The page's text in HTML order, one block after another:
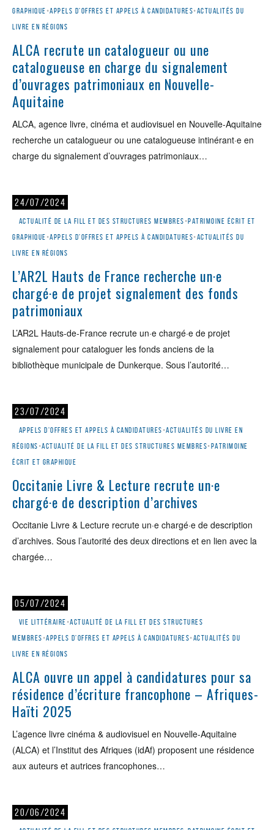
graphique •Appels d'offres et appels à candidatures•Actualités du
livre en régions
ALCA recrute un catalogueur ou une
catalogueuse en charge du signalement
d’ouvrages patrimoniaux en Nouvelle-
Aquitaine
ALCA, agence livre, cinéma et audiovisuel en Nouvelle-Aquitaine
recherche un catalogueur ou une catalogueuse intinérant·e en
charge du signalement d’ouvrages patrimoniaux…
24/07/2024
Actualité de la Fill et des structures membres •Patrimoine écrit et
graphique •Appels d'offres et appels à candidatures•Actualités du
livre en régions
L’AR2L Hauts de France recherche un·e
chargé·e de projet signalement des fonds
patrimoniaux
L’AR2L Hauts-de-France recrute un·e chargé·e de projet
signalement pour cataloguer les fonds anciens de la
bibliothèque municipale de Dunkerque. Sous l’autorité…
23/07/2024
Appels d'offres et appels à candidatures •Actualités du livre en
régions •Actualité de la Fill et des structures membres•Patrimoine
écrit et graphique
Occitanie Livre & Lecture recrute un·e
chargé·e de description d’archives
Occitanie Livre & Lecture recrute un·e chargé·e de description
d’archives. Sous l’autorité des deux directions et en lien avec la
chargée…
05/07/2024
Vie littéraire •Actualité de la Fill et des structures
membres •Appels d'offres et appels à candidatures•Actualités du
livre en régions
ALCA ouvre un appel à candidatures pour sa
résidence d’écriture francophone – Afriques-
Haïti 2025
L’agence livre cinéma & audiovisuel en Nouvelle-Aquitaine
(ALCA) et l’Institut des Afriques (idAf) proposent une résidence
aux auteurs et autrices francophones…
20/06/2024